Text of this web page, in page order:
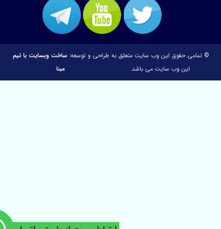
تمامی حقوق این وب سایت متعلق به
این وب سایت می باشد.
طراحی و توسعه:ساخت وبسایت با تیم